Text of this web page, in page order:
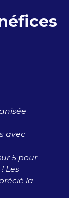
avec
5 pour
Les
la